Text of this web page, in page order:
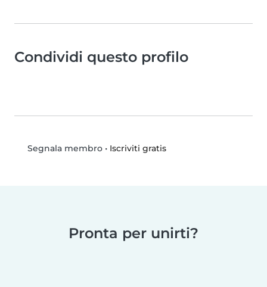
Condividi questo profilo
Segnala membro• Iscriviti gratis
Pronta per unirti?